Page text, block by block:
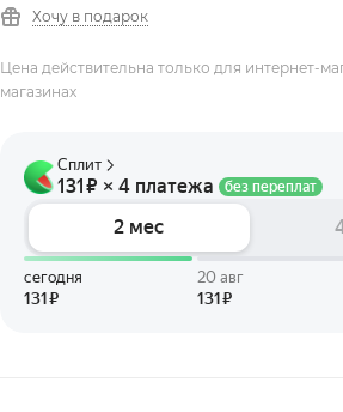
Хочу в подарок
Цена действительна только для интернет-
магазинах